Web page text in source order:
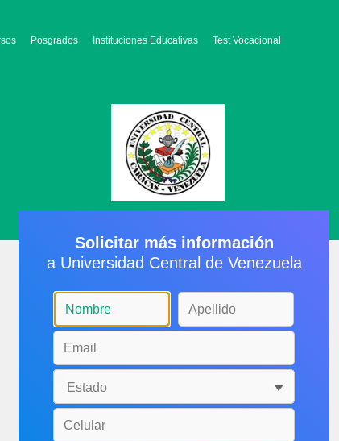
Posgrados Instituciones Educativas Test Vocacional
Solicitar más información
a Universidad Central de Venezuela